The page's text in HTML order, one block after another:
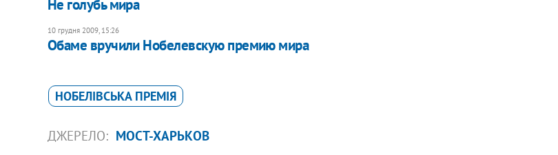
Не голубь мира
10 грудня 2009, 15:26
Обаме вручили Нобелевскую премию мира
НОБЕЛІВСЬКА ПРЕМІЯ
ДЖЕРЕЛО: МОСТ-ХАРЬКОВ